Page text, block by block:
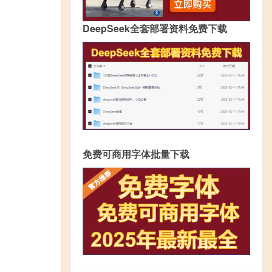
DeepSeek全套部署资料免费下载
免费可商用字体批量下载